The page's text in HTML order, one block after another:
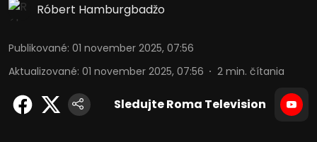
Róbert Hamburgbadžo
Publikované: 01 november 2025, 07:56
Aktualizované: 01 november 2025, 07:56 2 min. čítania
Sledujte Roma Television